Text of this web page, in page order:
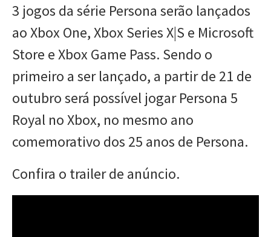
3 jogos da série Persona serão lançados
ao Xbox One, Xbox Series X|S e Microsoft
Store e Xbox Game Pass. Sendo o
primeiro a ser lançado, a partir de 21 de
outubro será possível jogar Persona 5
Royal no Xbox, no mesmo ano
comemorativo dos 25 anos de Persona.
Confira o trailer de anúncio.